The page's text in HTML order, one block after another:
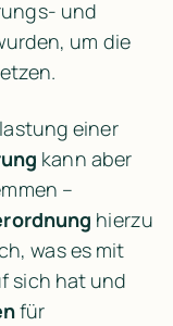
und
um die
einer
kann aber
–
hierzu
was es mit
sich hat und
für